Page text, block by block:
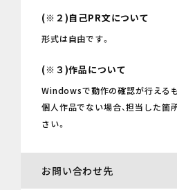
(※２)自己PR文について
形式は自由です。
(※３)作品について
Windowsで動作の確認が行える
個人作品でない場合、担当した箇
さい。
お問い合わせ先